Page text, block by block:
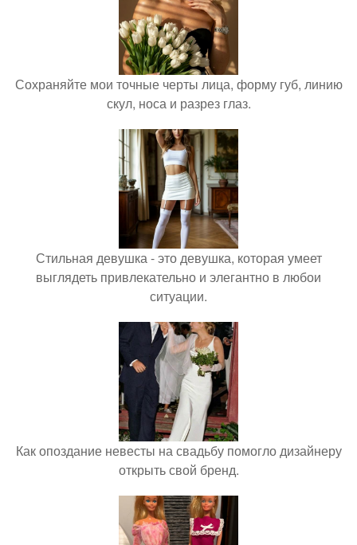
Сохраняйте мои точные черты лица, форму губ, линию
скул, носа и разрез глаз.
Стильная девушка - это девушка, которая умеет
выглядеть привлекательно и элегантно в любои
ситуации.
Как опоздание невесты на свадьбу помогло дизайнеру
открыть свой бренд.